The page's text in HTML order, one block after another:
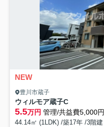
NEW
豊川市蔵子
ウィルモア蔵子C
5.5万円 管理/共益費5,000円
44.14㎡ (1LDK) /築17年 /3階建